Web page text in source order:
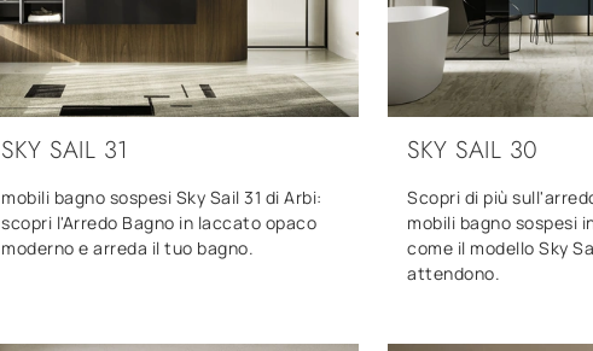
SKY SAIL 31
mobili bagno sospesi Sky Sail 31 di Arbi:
scopri l'Arredo Bagno in laccato opaco
moderno e arreda il tuo bagno.
SKY SAIL 30
Scopri di più
mobili bagno sospesi
come il modello Sky
attendono.